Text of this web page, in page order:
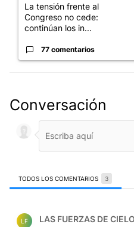
La tensión frente al
Congreso no cede:
continúan los in...
77 comentarios
Conversación
TODOS LOS COMENTARIOS 3
LF LAS FUERZAS DE CIELO